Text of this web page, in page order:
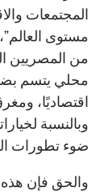
المجتمعات
مستوى
من المصريين
محلي يتسم
اقتصاديًا،
وبالنسبة
ضوء تطورات
والحق فإن هذه